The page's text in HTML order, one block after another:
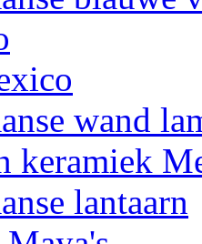
wand
keramiek
lantaarn